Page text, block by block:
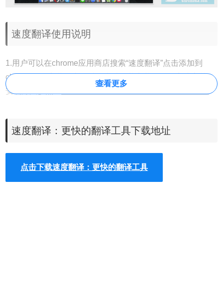
速度翻译使用说明
1.用户可以在chrome应用商店搜索“速度翻译”点击添加到
chrome即可安装。也可以在本站下载安装包后，离线安装。
安装方法参照：
https://huajiakeji.com/chrome/2014-09/177.html。
2.速度翻译安装成功后，只要在浏览器的网址列输入「st」按
下空白键，就会自动切换成翻译模式，接著输入或贴上要查
询的单字就会丢给Google翻译，依照你的使用习惯也可将翻
译服务选择为 cdict 英汉字典。
查看更多
速度翻译：更快的翻译工具下载地址
点击下载速度翻译：更快的翻译工具